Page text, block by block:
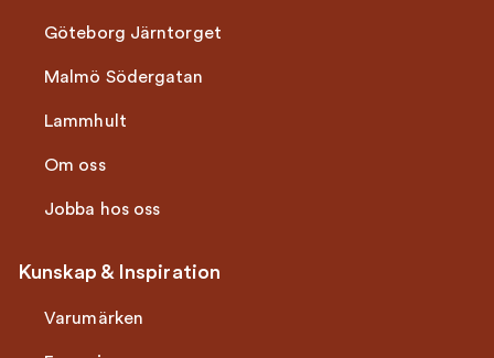
Göteborg Järntorget
Malmö Södergatan
Lammhult
Om oss
Jobba hos oss
Kunskap & Inspiration
Varumärken